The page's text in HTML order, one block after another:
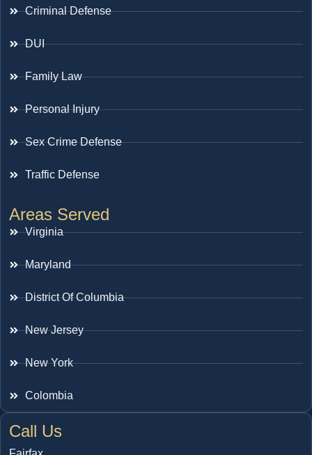
Criminal Defense
DUI
Family Law
Personal Injury
Sex Crime Defense
Traffic Defense
Areas Served
Virginia
Maryland
District Of Columbia
New Jersey
New York
Colombia
Call Us